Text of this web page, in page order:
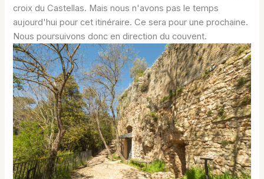
croix du Castellas. Mais nous n'avons pas le temps
aujourd'hui pour cet itinéraire. Ce sera pour une prochaine.
Nous poursuivons donc en direction du couvent.